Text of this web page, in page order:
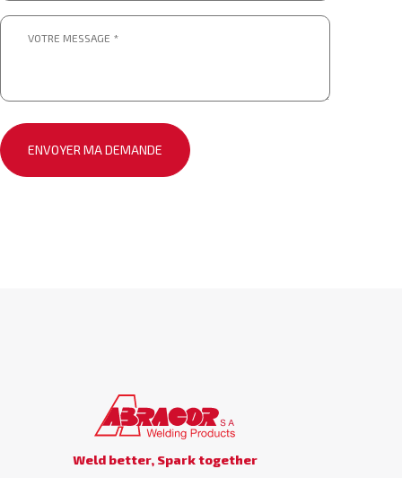
Message
Weld better, Spark together